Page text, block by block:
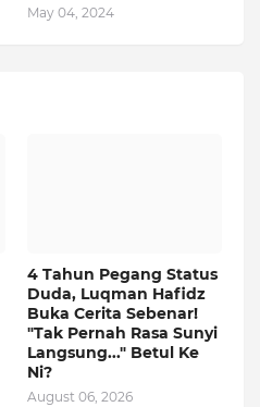
May 04, 2024
4 Tahun Pegang Status
Duda, Luqman Hafidz
Buka Cerita Sebenar!
"Tak Pernah Rasa Sunyi
Langsung..." Betul Ke
Ni?
August 06, 2026